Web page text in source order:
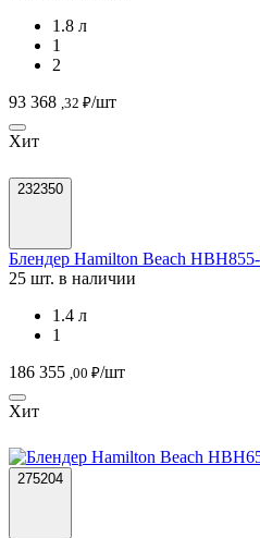
1.8 л
1
2
93 368 ,32 ₽/шт
Хит
232350
Блендер Hamilton Beach
25 шт. в наличии
1.4 л
1
186 355 ,00 ₽/шт
Хит
275204